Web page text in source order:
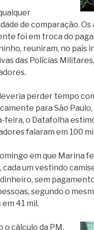
de comparação.
foi em troca do
reuniram, no país
das Polícias
perder tempo
para São
feira, o Datafolha
falaram em 100
em que Marina
cada um vestindo
sem
segundo o
41 mil.
o cálculo da PM,